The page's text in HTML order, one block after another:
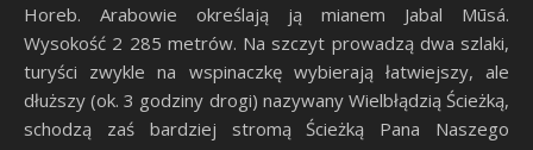
Horeb. Arabowie określają ją mianem Jabal Mūsá.
Wysokość 2 285 metrów. Na szczyt prowadzą dwa szlaki,
turyści zwykle na wspinaczkę wybierają łatwiejszy, ale
dłuższy (ok. 3 godziny drogi) nazywany Wielbłądzią Ścieżką,
schodzą zaś bardziej stromą Ścieżką Pana Naszego